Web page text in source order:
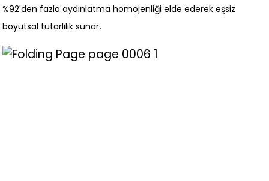
%92'den fazla aydınlatma homojenliği elde ederek eşsiz
boyutsal tutarlılık sunar.